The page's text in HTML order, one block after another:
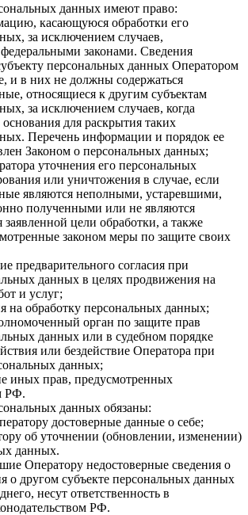
данных имеют право:
касающуюся обработки его
за исключением случаев,
законами. Сведения
персональных данных Оператором
и в них не должны содержаться
относящиеся к другим субъектам
за исключением случаев, когда
для раскрытия таких
Перечень информации и порядок ее
Законом о персональных данных;
уточнения его персональных
или уничтожения в случае, если
являются неполными, устаревшими,
полученными или не являются
цели обработки, а также
законом меры по защите своих
предварительного согласия при
данных в целях продвижения на
и услуг;
на обработку персональных данных;
орган по защите прав
данных или в судебном порядке
или бездействие Оператора при
данных;
иных прав, предусмотренных
РФ.
данных обязаны:
достоверные данные о себе;
об уточнении (обновлении, изменении)
данных.
Оператору недостоверные сведения о
о другом субъекте персональных данных
несут ответственность в
РФ.